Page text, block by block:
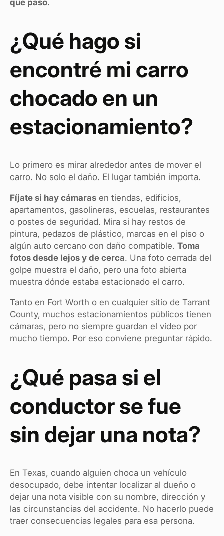
¿Qué hago si
encontré mi carro
chocado en un
estacionamiento?
Lo primero es mirar alrededor antes de mover el
carro. No solo el daño. El lugar también importa.
Fíjate si hay cámaras en tiendas, edificios,
apartamentos, gasolineras, escuelas, restaurantes
o postes de seguridad. Mira si hay restos de
pintura, pedazos de plástico, marcas en el piso o
algún auto cercano con daño compatible. Toma
fotos desde lejos y de cerca. Una foto cerrada del
golpe muestra el daño, pero una foto abierta
muestra dónde estaba estacionado el carro.
Tanto en Fort Worth o en cualquier sitio de Tarrant
County, muchos estacionamientos públicos tienen
cámaras, pero no siempre guardan el video por
mucho tiempo. Por eso conviene preguntar rápido.
¿Qué pasa si el
conductor se fue
sin dejar una nota?
En Texas, cuando alguien choca un vehículo
desocupado, debe intentar localizar al dueño o
dejar una nota visible con su nombre, dirección y
las circunstancias del accidente. No hacerlo puede
traer consecuencias legales para esa persona.